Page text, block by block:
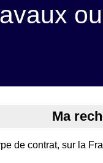
Ma
de contrat, sur la